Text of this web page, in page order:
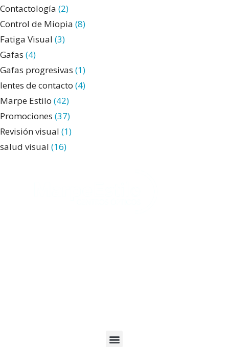
Contactología (2)
Control de Miopia (8)
Fatiga Visual (3)
Gafas (4)
Gafas progresivas (1)
lentes de contacto (4)
Marpe Estilo (42)
Promociones (37)
Revisión visual (1)
salud visual (16)